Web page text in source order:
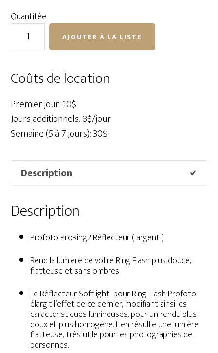
Quantitée
quantité
ProRing2
(
argent
)
AJOUTER À LA LISTE
Coûts de location
Premier jour: 10$
Jours additionnels: 8$/jour
Semaine (5 à 7 jours): 30$
Description
Description
Profoto ProRing2 Réflecteur ( argent )
Rend la lumière de votre Ring Flash plus douce,
flatteuse et sans ombres.
Le Réflecteur Softlight pour Ring Flash Profoto
élargit l’effet de ce dernier, modifiant ainsi les
caractéristiques lumineuses, pour un rendu plus
doux et plus homogène. Il en résulte une lumière
flatteuse, très utile pour les photographies de
personnes.